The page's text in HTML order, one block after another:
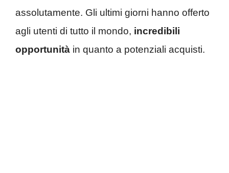
assolutamente. Gli ultimi giorni hanno offerto
agli utenti di tutto il mondo, incredibili
opportunità in quanto a potenziali acquisti.